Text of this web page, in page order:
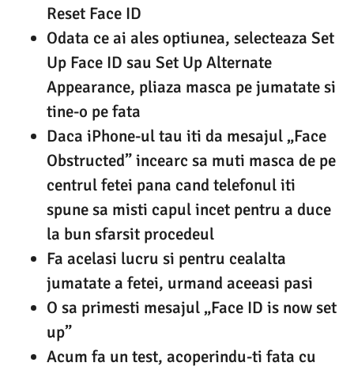
Reset Face ID
Odata ce ai ales optiunea, selecteaza Set
Up Face ID sau Set Up Alternate
Appearance, pliaza masca pe jumatate si
tine-o pe fata
Daca iPhone-ul tau iti da mesajul „Face
Obstructed” incearc sa muti masca de pe
centrul fetei pana cand telefonul iti
spune sa misti capul incet pentru a duce
la bun sfarsit procedeul
Fa acelasi lucru si pentru cealalta
jumatate a fetei, urmand aceeasi pasi
O sa primesti mesajul „Face ID is now set
up”
Acum fa un test, acoperindu-ti fata cu